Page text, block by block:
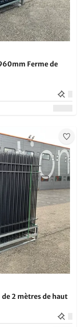
Ferme de
2 mètres de haut